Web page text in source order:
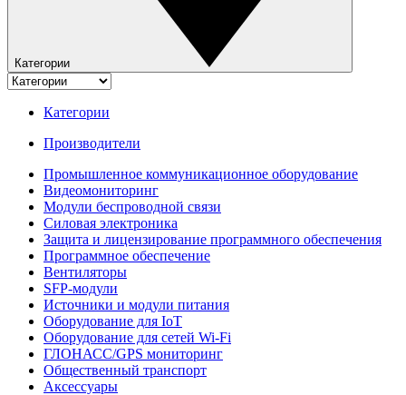
Категории
Категории
Производители
Промышленное коммуникационное оборудование
Видеомониторинг
Модули беспроводной связи
Силовая электроника
Защита и лицензирование программного обеспечения
Программное обеспечение
Вентиляторы
SFP-модули
Источники и модули питания
Оборудование для IoT
Оборудование для сетей Wi-Fi
ГЛОНАСС/GPS мониторинг
Общественный транспорт
Аксессуары